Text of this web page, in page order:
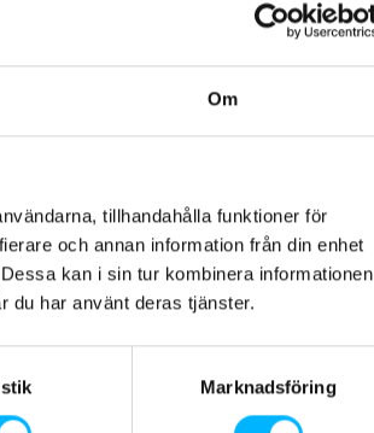
Om
tillhandahålla funktioner för
och annan information från din enhet
kan i sin tur kombinera informationen
du har använt deras tjänster.
Marknadsföring